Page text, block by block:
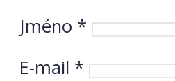
Jméno *
E-mail *